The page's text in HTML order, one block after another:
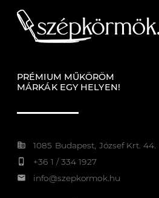
PRÉMIUM MŰKÖRÖM
MÁRKÁK EGY HELYEN!
corporate_fare 1085 Budapest, József Krt. 44.
phone_iphone +36 1 / 334 1927
email info@szepkormok.hu